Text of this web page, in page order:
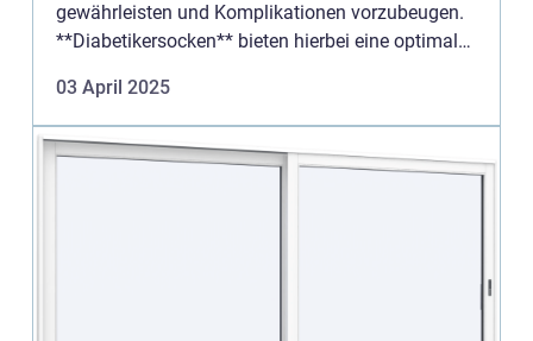
gewährleisten und Komplikationen vorzubeugen.
**Diabetikersocken** bieten hierbei eine optimale
b...
03 April 2025